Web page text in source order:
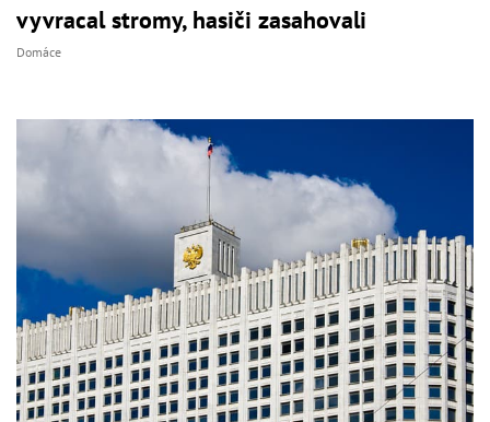
vyvracal stromy, hasiči zasahovali
Domáce